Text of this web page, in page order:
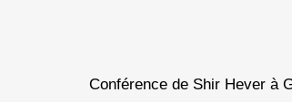
Conférence de Shir Hever à